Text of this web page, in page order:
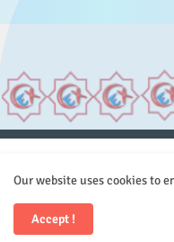
Our website uses cookies to
Accept !